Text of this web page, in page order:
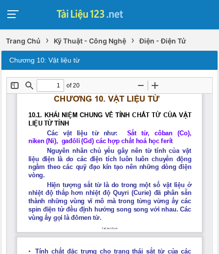
Trang Chủ › Kỹ Thuật - Công Nghệ › Điện - Điện Tử
Chương 10: Vật liệu từ